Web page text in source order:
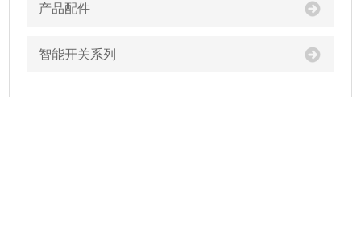
产品配件
智能开关系列